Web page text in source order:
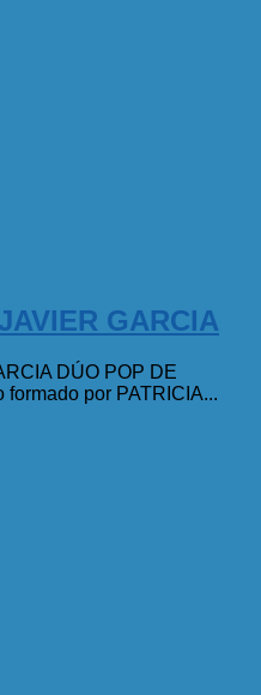
GARCIA
DÚO POP DE
por PATRICIA...